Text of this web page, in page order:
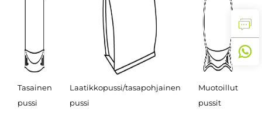
Tasainen
pussi
Laatikkopussi/tasapohjainen
pussi
Muotoillut
pussit